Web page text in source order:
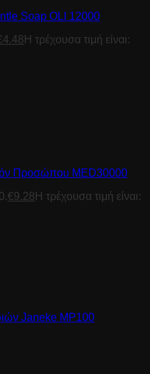
Soap OLI 12000
4.48 Η τρέχουσα τιμή είναι:
Προσώπου MED30000
€9.28 Η τρέχουσα τιμή είναι:
Janeke MP100